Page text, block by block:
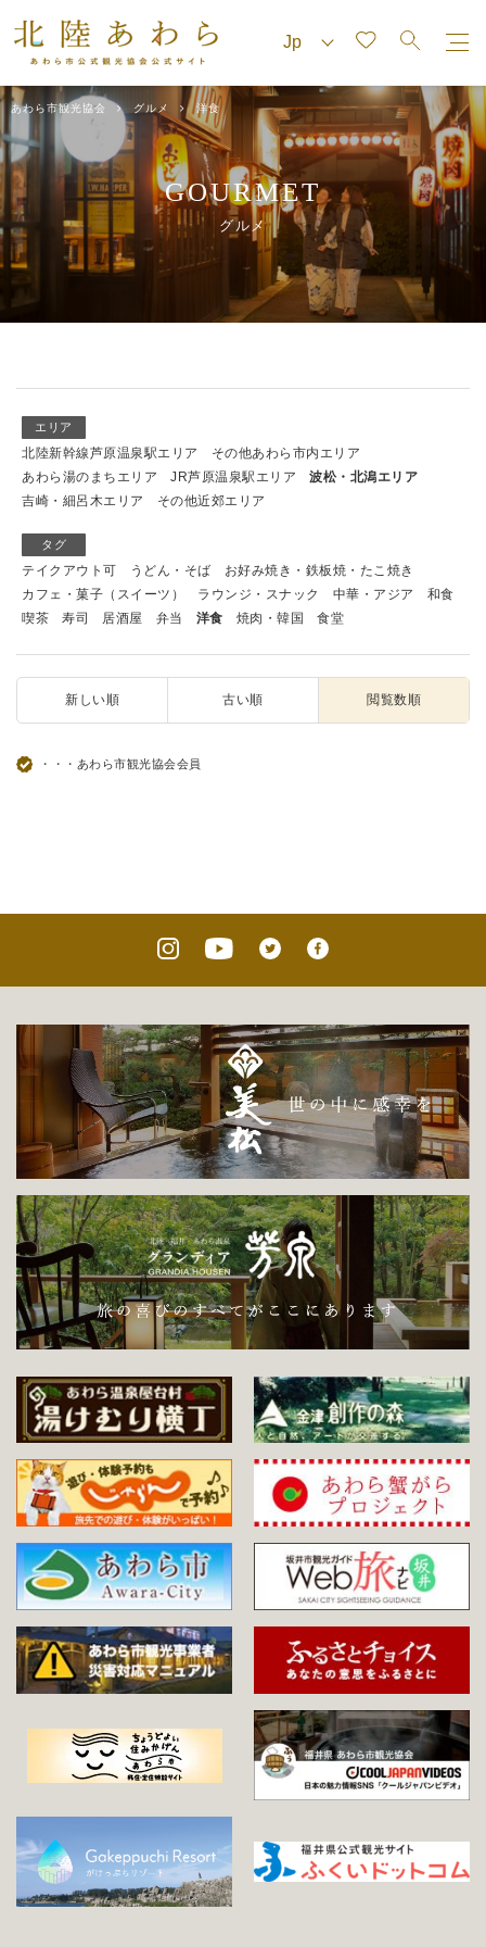
あわら市観光協会 グルメ 洋食
GOURMET
グルメ
エリア
北陸新幹線芦原温泉駅エリア
その他あわら市内エリア
あわら湯のまちエリア
JR芦原温泉駅エリア
波松・北潟エリア
吉崎・細呂木エリア
その他近郊エリア
タグ
テイクアウト可 うどん・そば
お好み焼き・鉄板焼・たこ焼き
カフェ・菓子（スイーツ）
ラウンジ・スナック 中華・アジア
和食
喫茶
寿司 居酒屋 弁当 洋食 焼肉・韓国 食堂
新しい順 古い順 閲覧数順
・・・あわら市観光協会会員